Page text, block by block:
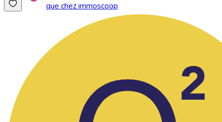
que chez immoscoop